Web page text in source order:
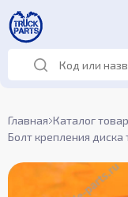
Главная Каталог
Болт крепления